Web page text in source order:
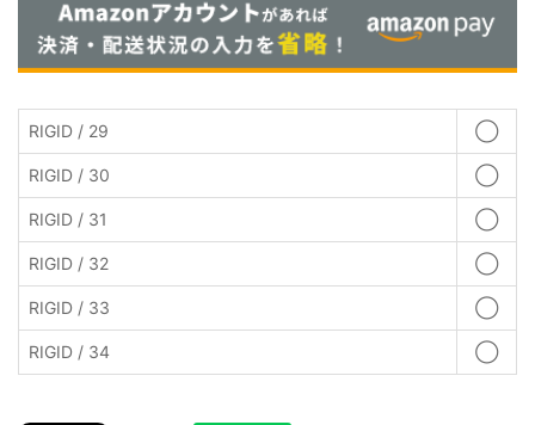
RIGID / 29 ◯
RIGID / 30 ◯
RIGID / 31 ◯
RIGID / 32 ◯
RIGID / 33 ◯
RIGID / 34 ◯